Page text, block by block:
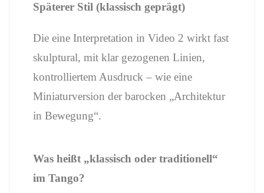
Späterer Stil (klassisch geprägt)
Die eine Interpretation in Video 2 wirkt fast
skulptural, mit klar gezogenen Linien,
kontrolliertem Ausdruck – wie eine
Miniaturversion der barocken „Architektur
in Bewegung“.
Was heißt „klassisch oder traditionell“
im Tango?